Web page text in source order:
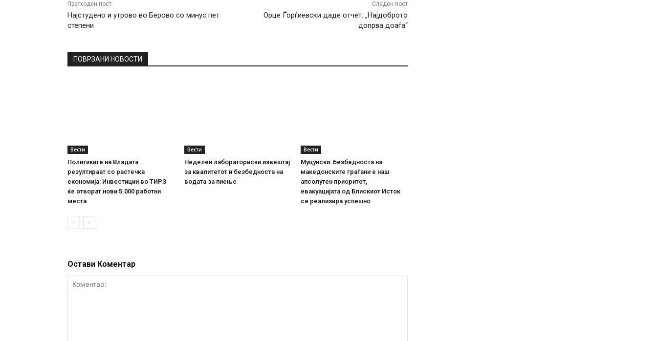
Претходен пост
Најстудено и утрово во Берово со минус пет
степени
Следен пост
Орце Ѓорѓиевски даде отчет: „Најдоброто
допрва доаѓа“
ПОВРЗАНИ НОВОСТИ
Вести
Политиките на Владата
резултираат со растечка
економија: Инвестиции во ТИРЗ
ќе отворат нови 5.000 работни
места
Вести
Неделен лабораториски извештај
за квалитетот и безбедноста на
водата за пиење
Вести
Муцунски: Безбедноста на
македонските граѓани е наш
апсолутен приоритет,
евакуацијата од Блискиот Исток
се реализира успешно
Остави Коментар